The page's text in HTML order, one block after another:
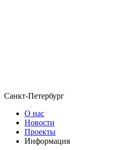
Санкт-Петербург
О нас
Новости
Проекты
Информация